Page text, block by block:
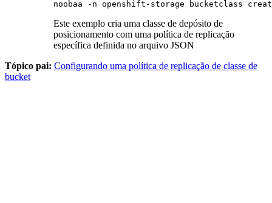
noobaa -n openshift-storage bucketclass
Este exemplo cria uma classe de depósito de
posicionamento com uma política de replicação
específica definida no arquivo JSON
Tópico pai: Configurando uma política de replicação de classe de
bucket